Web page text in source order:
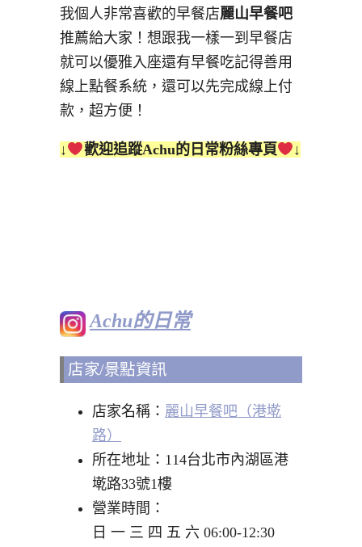
我個人非常喜歡的早餐店麗山早餐吧
推薦給大家！想跟我一樣一到早餐店
就可以優雅入座還有早餐吃記得善用
線上點餐系統，還可以先完成線上付
款，超方便！
↓ 歡迎追蹤Achu的日常粉絲專頁 ↓
Achu的日常
店家/景點資訊
店家名稱： 麗山早餐吧（港墘
路）
所在地址：114台北市內湖區港
墘路33號1樓
營業時間：
日 一 三 四 五 六 06:00-12:30